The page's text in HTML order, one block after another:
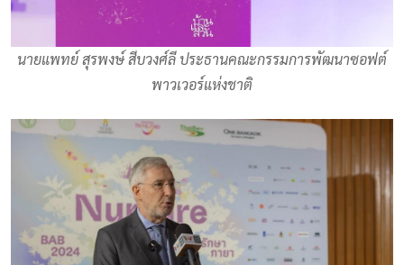
นายแพทย์ สุรพงษ์ สีบวงศ์ลี ประธานคณะกรรมการพัฒนาซอฟต์
พาวเวอร์แห่งชาติ